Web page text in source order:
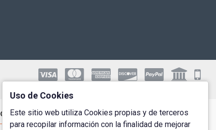
Cuenta de Usuario
Uso de Cookies
Este sitio web utiliza Cookies propias y de terceros
para recopilar información con la finalidad de mejorar